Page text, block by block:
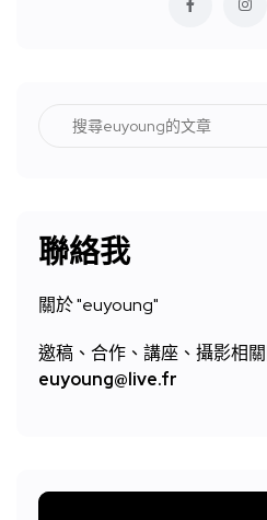
聯絡我
關於 "euyoung"
邀稿、合作、講座、攝影相
euyoung@live.fr